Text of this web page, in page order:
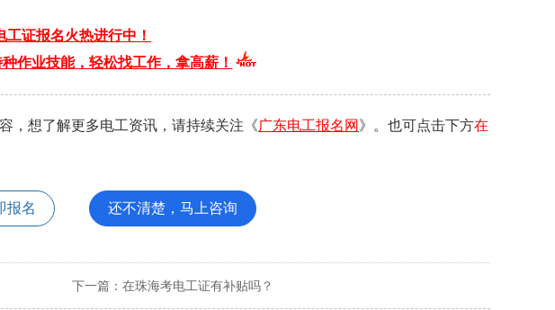
工证报名火热进行中！
作业技能，轻松找工作，拿高薪！
，想了解更多电工资讯，请持续关注《广东电工报名网 》。也可点击下方在
报名 还不清楚，马上咨询
下一篇： 在珠海考电工证有补贴吗？